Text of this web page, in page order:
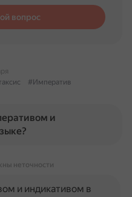
вопрос
#Императив
и
неточности
и индикативом в